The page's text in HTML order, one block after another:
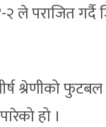
ले पराजित गर्दै
फुटबल
हो ।